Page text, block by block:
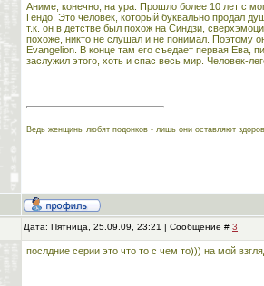
Аниме, конечно, на ура. Прошло более 10 лет с
Гендо. Это человек, который буквально продал
т.к. он в детстве был похож на Синдзи,
похоже, никто не слушал и не понимал. Поэтому
Evangelion. В конце там его съедает первая Ева,
заслужил этого, хоть и спас весь мир. Человек-
Ведь женщины любят подонков - лишь они оставляют
Дата: Пятница, 25.09.09, 23:21 | Сообщение # 3
послдние серии это что то с чем то))) на мой